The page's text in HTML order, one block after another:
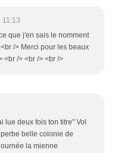
11:13
que j'en sais le nomment
/> Merci pour les beaux
<br /> <br /> <br />
lue deux fois ton titre" Vol
belle colonie de
la mienne